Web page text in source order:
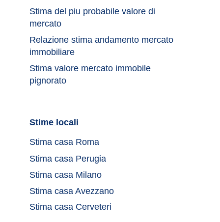
Stima casa Perugia
Stima casa Milano
Stima casa Avezzano
Stima casa Cerveteri
Stima del piu probabile valore di
mercato
Relazione stima andamento mercato
immobiliare
Stima valore mercato immobile
pignorato